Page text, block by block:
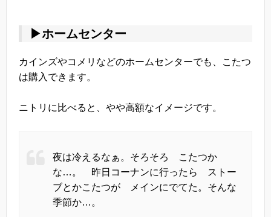
▶ホームセンター
カインズやコメリなどのホームセンターでも、こたつ
は購入できます。
ニトリに比べると、やや高額なイメージです。
夜は冷えるなぁ。そろそろ こたつか
な…。 昨日コーナンに行ったら ストー
ブとかこたつが メインにでてた。そんな
季節か…。